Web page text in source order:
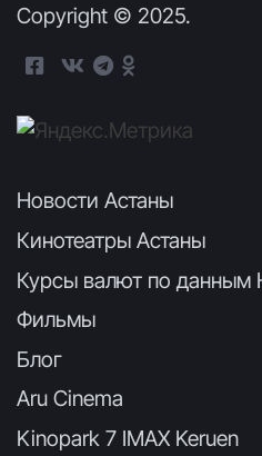
Copyright © 2025.
Новости Астаны
Кинотеатры Астаны
Курсы валют по данным
Фильмы
Блог
Aru Cinema
Kinopark 7 IMAX Keruen